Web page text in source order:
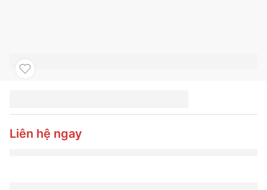
235/40ZR19 96Y PILOT
SPORT 5
Liên hệ ngay